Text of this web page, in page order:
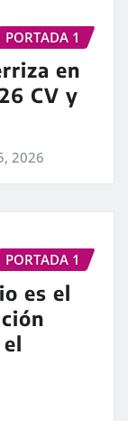
PORTADA 1
en
CV y
2026
PORTADA 1
es el